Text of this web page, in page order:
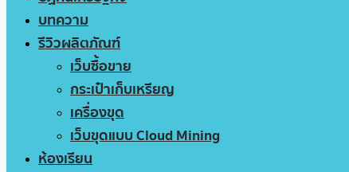
บทความ
รีวิวผลิตภัณฑ์
เว็บซื้อขาย
กระเป๋าเก็บเหรียญ
เครื่องขุด
เว็บขุดแบบ Cloud Mining
ห้องเรียน